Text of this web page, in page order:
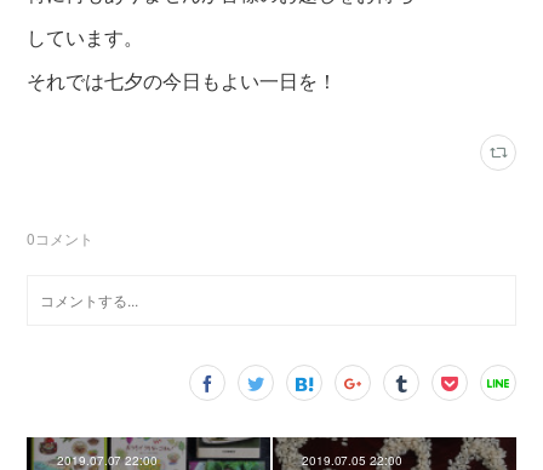
しています。
それでは七夕の今日もよい一日を！
0コメント
2019.07.07 22:00 2019.07.05 22:00